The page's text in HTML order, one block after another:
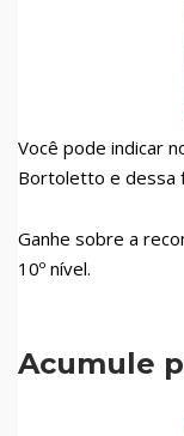
Você pode indicar
Bortoletto e dessa
Ganhe sobre a
10º nível.
Acumule